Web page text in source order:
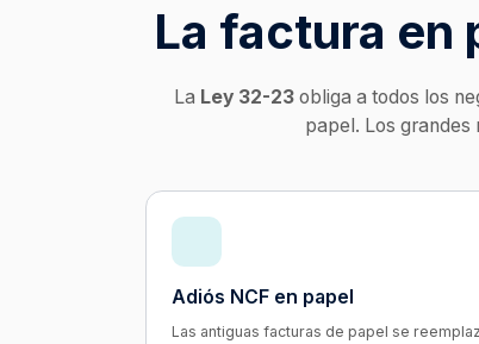
La factura en
La Ley 32-23 obliga a todos los
papel. Los grandes
Adiós NCF en papel
Las antiguas facturas de papel se